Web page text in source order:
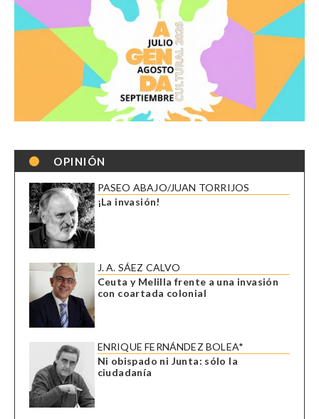
OPINIÓN
PASEO ABAJO/JUAN TORRIJOS
¡La invasión!
J. A. SÁEZ CALVO
Ceuta y Melilla frente a una invasión
con coartada colonial
ENRIQUE FERNÁNDEZ BOLEA*
Ni obispado ni Junta: sólo la
ciudadanía